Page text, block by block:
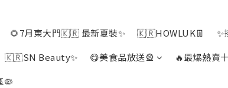
🌻7月東大門🇰🇷 最新夏裝✨ 🇰🇷HOWLUK👖 ✨
🇰🇷SN Beauty✨ 😋美食品放送🎡 🔥最爆熱賣
🦠